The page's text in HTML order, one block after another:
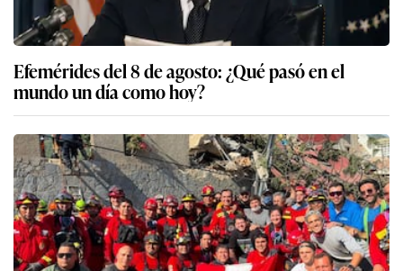
Efemérides del 8 de agosto: ¿Qué pasó en el
mundo un día como hoy?